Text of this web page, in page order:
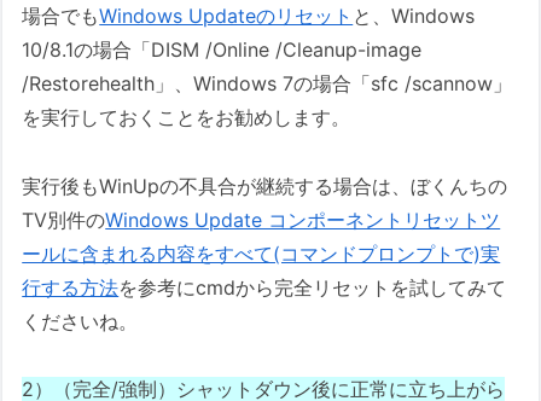
場合でもWindows Updateのリセット と、Windows
10/8.1の場合「DISM /Online /Cleanup-image
/Restorehealth」、Windows 7の場合「sfc /scannow」
を実行しておくことをお勧めします。
実行後もWinUpの不具合が継続する場合は、ぼくんちの
TV別件のWindows Update コンポーネントリセットツ
ールに含まれる内容をすべて(コマンドプロンプトで)実
行する方法を参考にcmdから完全リセットを試してみて
くださいね。
2）（完全/強制）シャットダウン後に正常に立ち上がら